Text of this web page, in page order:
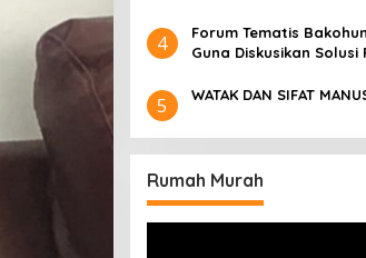
4
Forum Tematis
Guna Diskusikan Solusi
Masing
5 WATAK DAN SIFAT
Rumah Murah